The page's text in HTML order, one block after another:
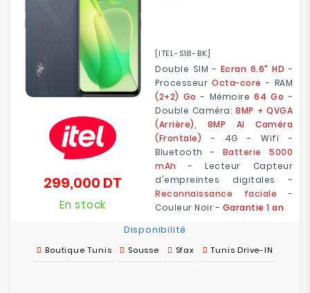
[ITEL-S18-BK]
Double SIM - Ecran 6.6" HD -
ProcesseurOcta-core - RAM
(2+2) Go - Mémoire64 Go -
Double Caméra:8MP + QVGA
(Arrière), 8MP AI Caméra
(Frontale) - 4G - Wifi -
Bluetooth - Batterie 5000
mAh - Lecteur Capteur
d'empreintes digitales -
Reconnaissance faciale -
Couleur Noir - Garantie 1 an
299,000 DT
En stock
Disponibilité
Boutique Tunis Sousse Sfax Tunis Drive-IN